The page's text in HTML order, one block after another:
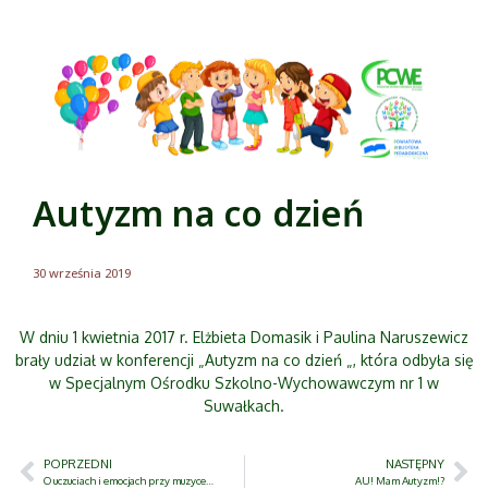
Autyzm na co dzień
30 września 2019
W dniu 1 kwietnia 2017 r. Elżbieta Domasik i Paulina Naruszewicz
brały udział w konferencji „Autyzm na co dzień „, która odbyła się
w Specjalnym Ośrodku Szkolno-Wychowawczym nr 1 w
Suwałkach.
POPRZEDNI
O uczuciach i emocjach przy muzyce…
NASTĘPNY
AU! Mam Autyzm!?